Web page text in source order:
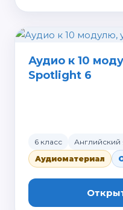
Аудио к 10
Spotlight 6
6 класс Английский
Аудиоматериал